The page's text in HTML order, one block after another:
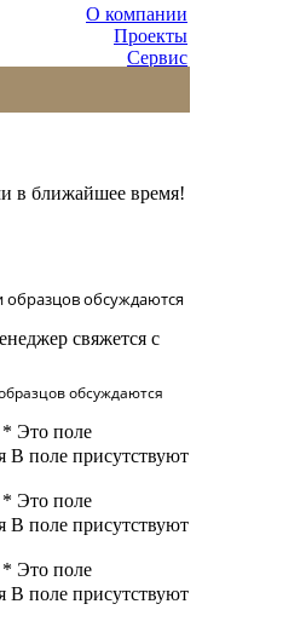
О компании
Проекты
Сервис
в ближайшее время!
образцов обсуждаются
свяжется с
обсуждаются
* Это поле
В поле присутствуют
* Это поле
В поле присутствуют
* Это поле
В поле присутствуют